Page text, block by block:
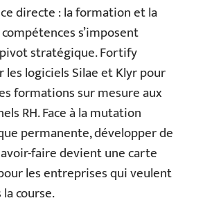
directe : la formation et la
s’imposent
stratégique. Fortify
les logiciels Silae et Klyr pour
formations sur mesure aux
RH. Face à la mutation
permanente, développer de
faire devient une carte
les entreprises qui veulent
course.